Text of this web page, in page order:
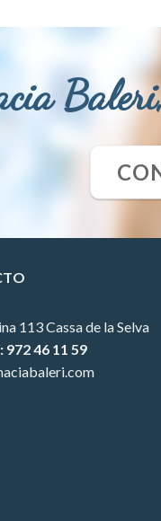
113Cassa de la Selva
972 46 11 59